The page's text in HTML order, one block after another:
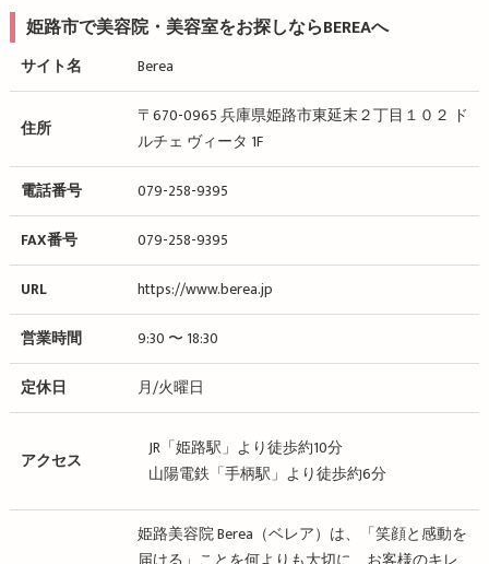
姫路市で美容院・美容室をお探しならBEREAへ
サイト名 Berea
住所
〒670-0965 兵庫県姫路市東延末２丁目１０２ ド
ルチェ ヴィータ 1F
電話番号 079-258-9395
FAX番号 079-258-9395
URL https://www.berea.jp
営業時間 9:30 〜 18:30
定休日 月/火曜日
アクセス
JR「姫路駅」より徒歩約10分
山陽電鉄「手柄駅」より徒歩約6分
姫路美容院 Berea（ベレア）は、「笑顔と感動を